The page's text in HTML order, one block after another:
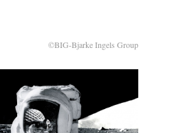
©BIG-Bjarke Ingels Group